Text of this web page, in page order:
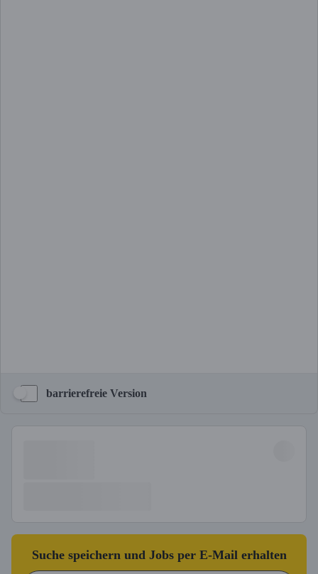
barrierefreie Version
Suche speichern und Jobs per E-Mail erhalten